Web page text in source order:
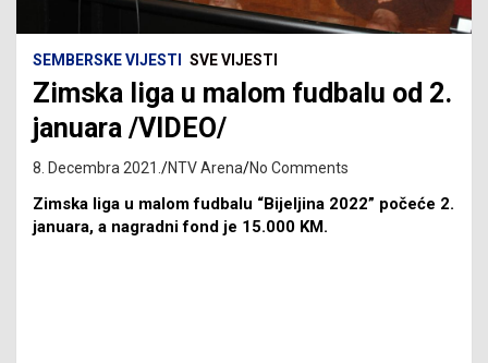
SEMBERSKE VIJESTI SVE VIJESTI
Zimska liga u malom fudbalu od 2.
januara /VIDEO/
8. Decembra 2021. NTV Arena No Comments
Zimska liga u malom fudbalu “Bijeljina 2022” počeće 2.
januara, a nagradni fond je 15.000 KM.